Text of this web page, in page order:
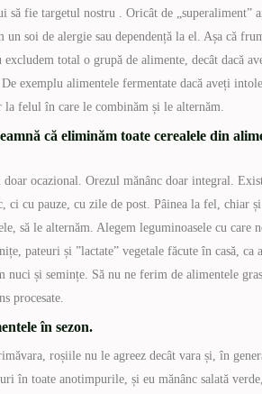
să fie targetul nostru . Oricât de „superaliment”
soi de alergie sau dependență la el. Așa că
total o grupă de alimente, decât dacă
exemplu alimentele fermentate dacă aveți
felul în care le combinăm și le alternăm.
că eliminăm toate cerealele din
ocazional. Orezul mănânc doar integral.
ci cu pauze, cu zile de post. Pâinea la fel, chiar
să le alternăm. Alegem leguminoasele cu
pateuri și ”lactate” vegetale făcute în casă,
și semințe. Să nu ne ferim de alimentele
procesate.
în sezon.
roșiile nu le agreez decât vara și, în
în toate anotimpurile, și eu mănânc salată